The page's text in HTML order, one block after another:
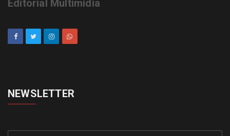
Editorial Multimídia
NEWSLETTER